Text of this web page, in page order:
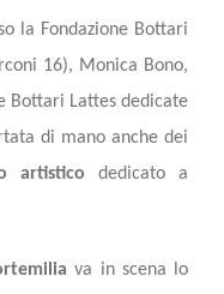
la Fondazione Bottari
16), Monica Bono,
Bottari Lattes dedicate
di mano anche dei
artistico dedicato a
va in scena lo